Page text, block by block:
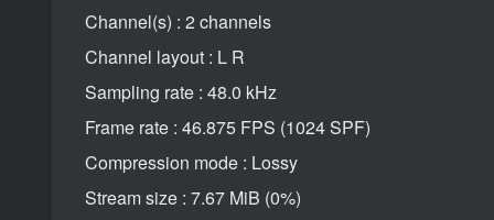
Channel(s) : 2 channels
Channel layout : L R
Sampling rate : 48.0 kHz
Frame rate : 46.875 FPS (1024 SPF)
Compression mode : Lossy
Stream size : 7.67 MiB (0%)